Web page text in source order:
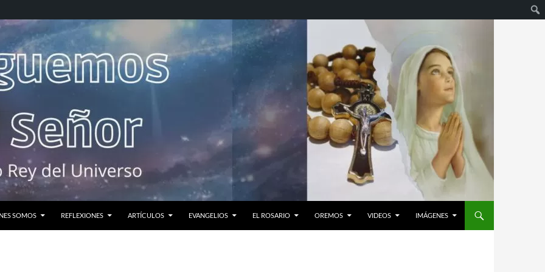
SOMOS REFLEXIONES ARTÍCULOS EVANGELIOS EL ROSARIO OREMOS VIDEOS IMÁGENES